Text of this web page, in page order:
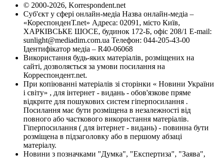
© 2000-2026, Korrespondent.net
Суб'єкт у сфері онлайн-медіа Назва онлайн-медіа –
«КореспонденТ.net» Адреса: 02091, місто Київ,
ХАРКІВСЬКЕ ШОСЕ, будинок 172-Б, офіс 208/1 E-mail:
sunlight@mediadim.com.ua Телефон: 044-205-43-00
Ідентифікатор медіа – R40-06068
Використання будь-яких матеріалів, розміщених на
сайті, дозволяється за умови посилання на
Корреспондент.net.
При копіюванні матеріалів зі сторінки « Новини України
і світу» , для інтернет - видань - обов'язкове пряме
відкрите для пошукових систем гіперпосилання .
Посилання має бути розміщена в незалежності від
повного або часткового використання матеріалів.
Гіперпосилання ( для інтернет - видань) - повинна бути
розміщена в підзаголовку або в першому абзаці
матеріалу.
Новини з позначками "Думка", "Експертиза", "Заява",